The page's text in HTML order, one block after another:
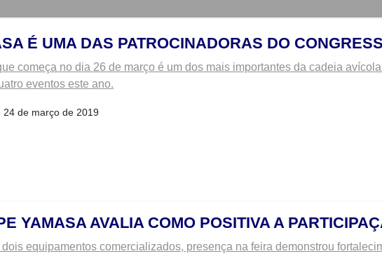
É UMA DAS PATROCINADORAS DO
começa no dia 26 de março é um dos mais importantes da cadeia
eventos este ano.
24 de março de 2019
YAMASA AVALIA COMO POSITIVA A
equipamentos comercializados, presença na feira demonstrou